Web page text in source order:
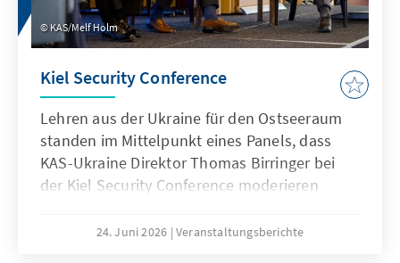
KAS/Melf Holm
Kiel Security Conference
Lehren aus der Ukraine für den Ostseeraum
standen im Mittelpunkt eines Panels, dass
KAS-Ukraine Direktor Thomas Birringer bei
der Kiel Security Conference moderieren
Militärs, Sicherheitsexperten und Politikern
24. Juni 2026 Veranstaltungsberichte